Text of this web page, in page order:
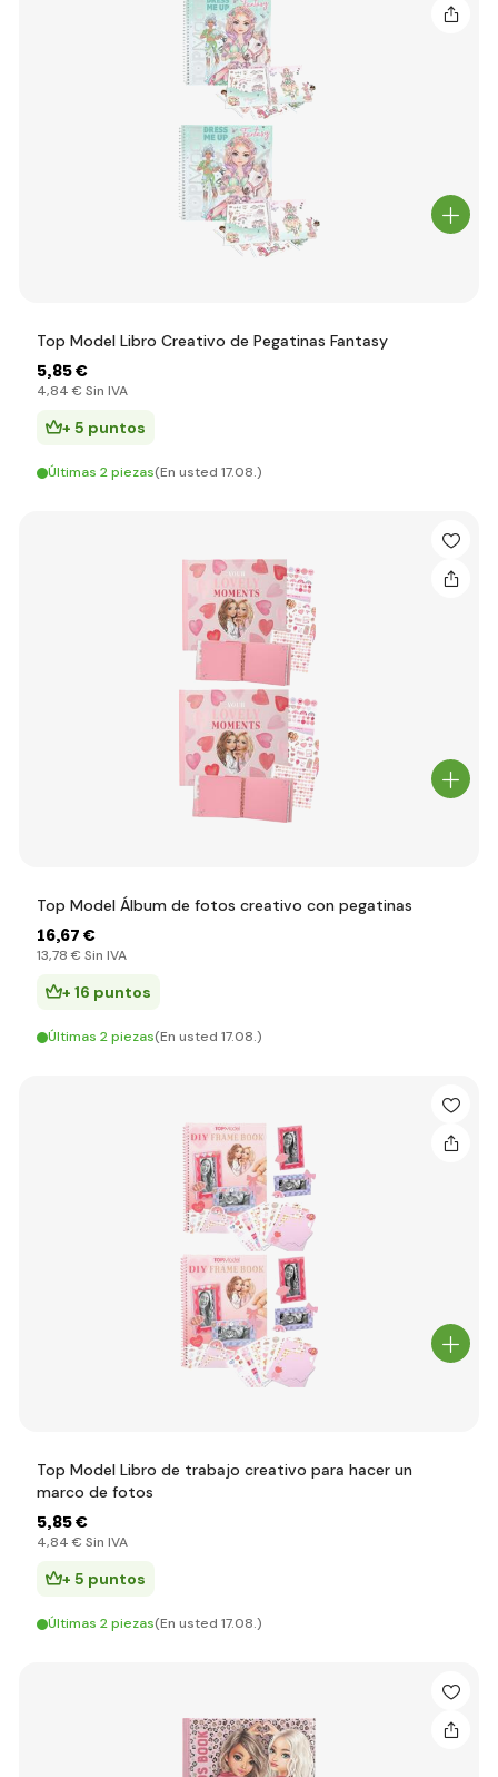
Top Model Libro Creativo de Pegatinas Fantasy
5,85 €
4,84 € Sin IVA
+ 5 puntos
Últimas 2 piezas(En usted 17.08.)
Top Model Álbum de fotos creativo con pegatinas
16,67 €
13,78 € Sin IVA
+ 16 puntos
Últimas 2 piezas(En usted 17.08.)
Top Model Libro de trabajo creativo para hacer un
marco de fotos
5,85 €
4,84 € Sin IVA
+ 5 puntos
Últimas 2 piezas(En usted 17.08.)